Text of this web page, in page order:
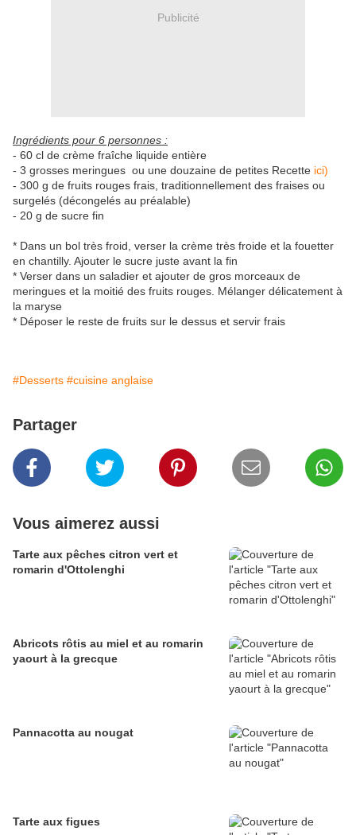
Publicité
Ingrédients pour 6 personnes :
- 60 cl de crème fraîche liquide entière
- 3 grosses meringues ou une douzaine de petites Recette ici)
- 300 g de fruits rouges frais, traditionnellement des fraises ou
surgelés (décongelés au préalable)
- 20 g de sucre fin
* Dans un bol très froid, verser la crème très froide et la fouetter
en chantilly. Ajouter le sucre juste avant la fin
* Verser dans un saladier et ajouter de gros morceaux de
meringues et la moitié des fruits rouges. Mélanger délicatement à
la maryse
* Déposer le reste de fruits sur le dessus et servir frais
#Desserts #cuisine anglaise
Partager
Vous aimerez aussi
Tarte aux pêches citron vert et
romarin d'Ottolenghi
Abricots rôtis au miel et au romarin
yaourt à la grecque
Pannacotta au nougat
Tarte aux figues